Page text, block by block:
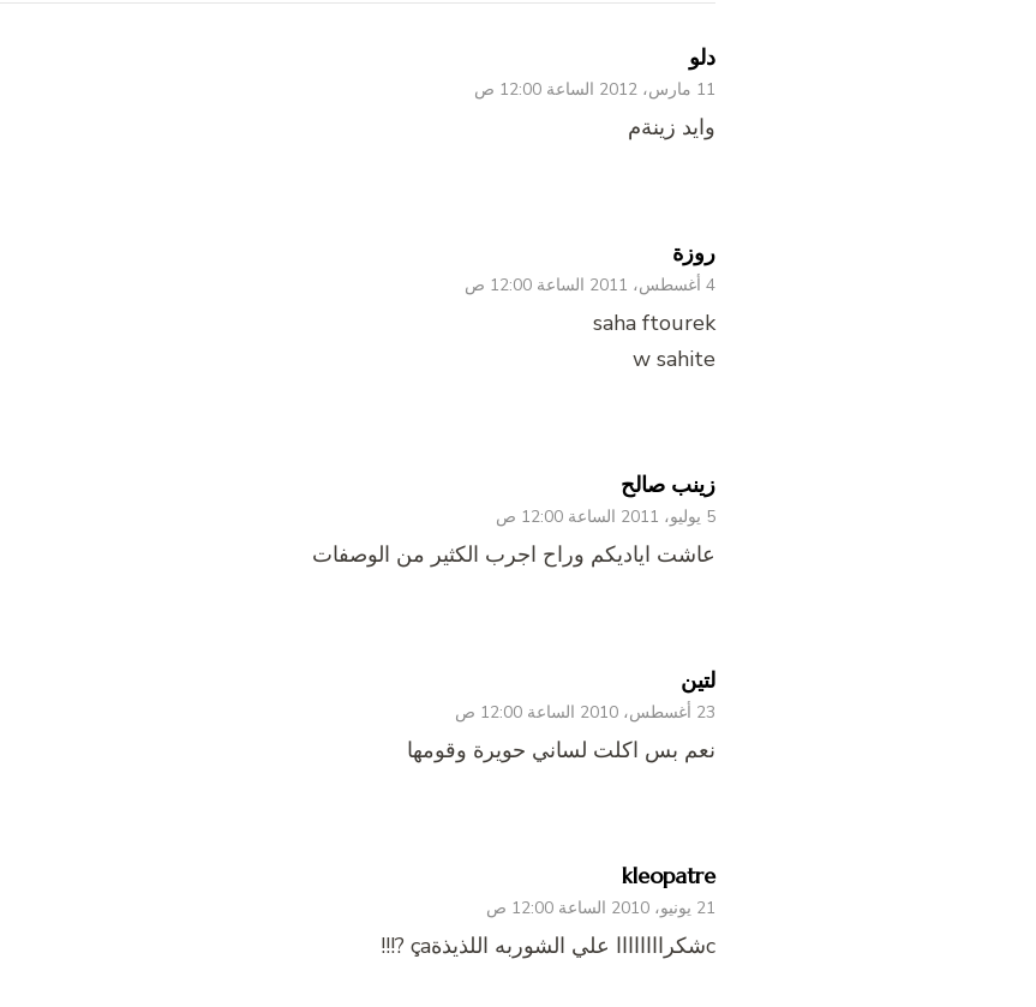
دلو
11 مارس، 2012 الساعة 12:00 ص
وايد زينةم
روزة
4 أغسطس، 2011 الساعة 12:00 ص
saha ftourek
w sahite
زينب صالح
5 يوليو، 2011 الساعة 12:00 ص
عاشت اياديكم وراح اجرب الكثير من الوصفات
لتين
23 أغسطس، 2010 الساعة 12:00 ص
نعم بس اكلت لساني حويرة وقومها
kleopatre
21 يونيو، 2010 الساعة 12:00 ص
cشكراااااااا علي الشوربه اللذيذةça ?!!!